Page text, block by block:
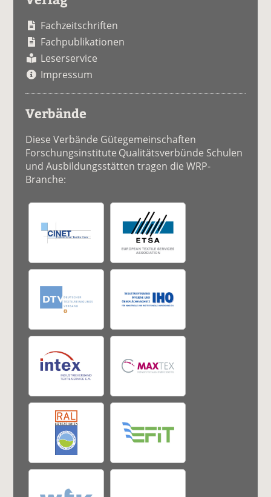
Fachzeitschriften
Fachpublikationen
Leserservice
Impressum
Verbände
Diese Verbände Gütegemeinschaften
Forschungsinstitute Qualitätsverbünde Schulen
und Ausbildungsstätten tragen die WRP-
Branche: